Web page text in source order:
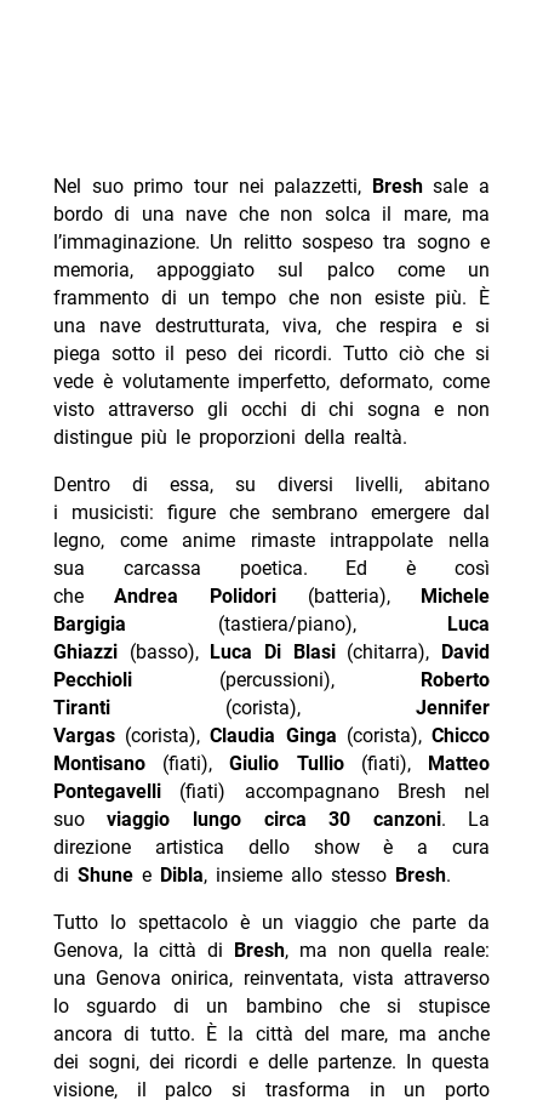
Nel suo primo tour nei palazzetti, Breshsale a
bordo di una nave che non solca il mare, ma
l’immaginazione. Un relitto sospeso tra sogno e
memoria, appoggiato sul palco come un
frammento di un tempo che non esiste più. È
una nave destrutturata, viva, che respira e si
piega sotto il peso dei ricordi. Tutto ciò che si
vede è volutamente imperfetto, deformato, come
visto attraverso gli occhi di chi sogna e non
distingue più le proporzioni della realtà.
Dentro di essa, su diversi livelli, abitano
i musicisti: figure che sembrano emergere dal
legno, come anime rimaste intrappolate nella
sua carcassa poetica. Ed è così
cheAndrea Polidori (batteria),
Michele
Bargigia (tastiera/piano),
Luca
Ghiazzi(basso), Luca Di Blasi(chitarra),
David
Pecchioli(percussioni),
Roberto
Tiranti(corista),Jennifer
Vargas(corista),Claudia Ginga (corista),Chicco
Montisano(fiati),Giulio Tullio(fiati),
Matteo
Pontegavelli(fiati) accompagnano Bresh nel
suoviaggio lungo circa 30 canzoni. La
direzione artistica dello show è a cura
di Shunee Dibla, insieme allo stesso Bresh.
Tutto lo spettacolo è un viaggio che parte da
Genova, la città di
Bresh, ma non quella reale:
una Genova onirica, reinventata, vista attraverso
lo sguardo di un bambino che si stupisce
ancora di tutto. È la città del mare, ma anche
dei sogni, dei ricordi e delle partenze. In questa
visione, il palco si trasforma in un porto